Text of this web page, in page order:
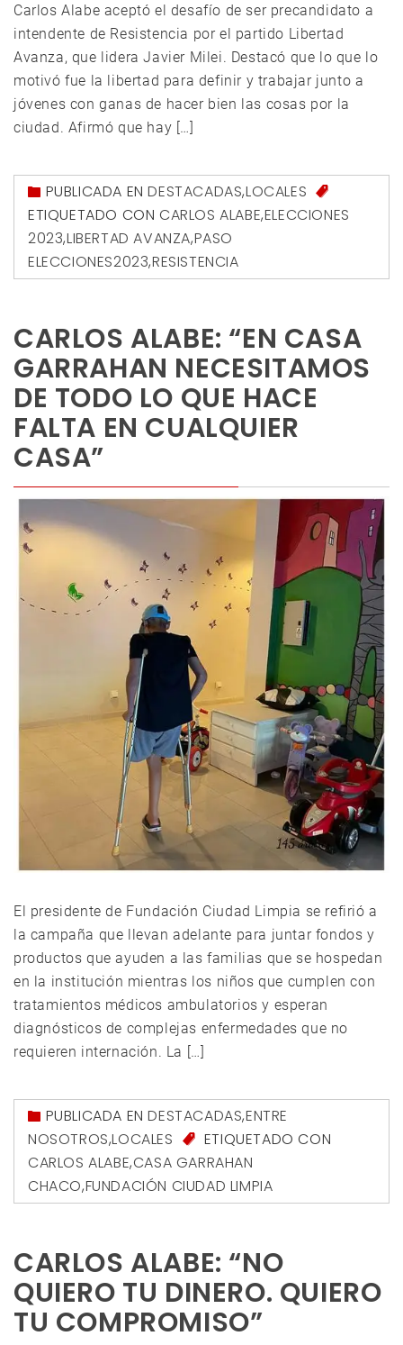
Carlos Alabe aceptó el desafío de ser precandidato a
intendente de Resistencia por el partido Libertad
Avanza, que lidera Javier Milei. Destacó que lo que lo
motivó fue la libertad para definir y trabajar junto a
jóvenes con ganas de hacer bien las cosas por la
ciudad. Afirmó que hay […]
PUBLICADA ENDESTACADAS,LOCALES
ETIQUETADO CON CARLOS ALABE,ELECCIONES
2023,LIBERTAD AVANZA,PASO
ELECCIONES2023,RESISTENCIA
CARLOS ALABE: “EN CASA
GARRAHAN NECESITAMOS
DE TODO LO QUE HACE
FALTA EN CUALQUIER
CASA”
El presidente de Fundación Ciudad Limpia se refirió a
la campaña que llevan adelante para juntar fondos y
productos que ayuden a las familias que se hospedan
en la institución mientras los niños que cumplen con
tratamientos médicos ambulatorios y esperan
diagnósticos de complejas enfermedades que no
requieren internación. La […]
PUBLICADA ENDESTACADAS,ENTRE
NOSOTROS,LOCALES
ETIQUETADO CON
CARLOS ALABE,CASA GARRAHAN
CHACO,FUNDACIÓN CIUDAD LIMPIA
CARLOS ALABE: “NO
QUIERO TU DINERO. QUIERO
TU COMPROMISO”